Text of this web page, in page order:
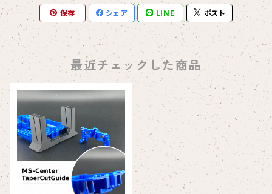
保存 シェア LINE ポスト
最近チェックした商品